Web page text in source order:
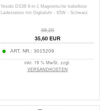
Yesido DS38 8-in-1 Magnetische kabellose
Ladestation mit Digitaluhr - 65W - Schwarz
38,20
35,60EUR
ART. NR.: 3015209
inkl. 19 % MwSt. zzgl.
VERSANDKOSTEN